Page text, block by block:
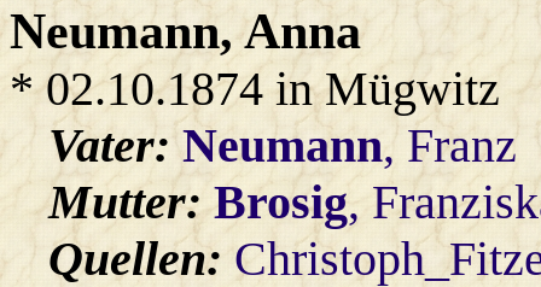
Neumann, Anna
* 02.10.1874 in Mügwitz
Vater:Neumann, Franz
Mutter:Brosig,
Quellen: